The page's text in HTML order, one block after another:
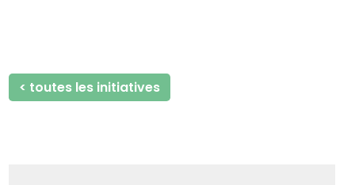
< toutes les initiatives